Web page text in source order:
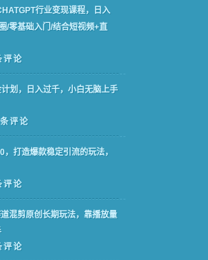
行业变现课程，日入
/零基础入门/结合短视频+直
评论
划，日入过千，小白无脑上手
评论
打造爆款稳定引流的玩法，
评论
混剪原创长期玩法，靠播放量
评论